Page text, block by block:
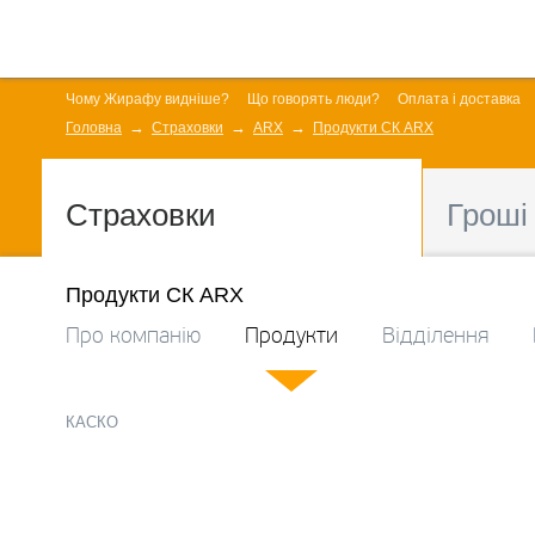
Чому Жирафу видніше? Що говорять люди?
Оплата і доставка
Головна
Страховки ARX Продукти СК ARX
Страховки Гроші
Продукти СК ARX
Про компанію
Продукти Відділення
КАСКО